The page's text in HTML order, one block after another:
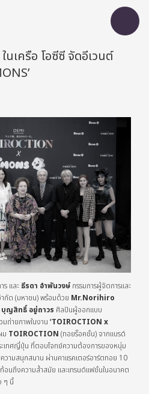
นเครือ โอซีซี จัดอีเวนต์
ร และ ธีรดา อำพันวงษ์ กรรมการผู้จัดการและ
ำกัด (มหาชน) พร้อมด้วย Mr.Norihiro
บุญสิทธิ์ อยู่ถาวร ศิลปินผู้ออกแบบ
มถ่ายภาพในงาน ‘TOIROCTION x
ม TOIROCTION (ทอยร็อคชั่น) จากแบรด์
ะเทศญี่ปุ่น ที่ตอบโจทย์ความต้องการของหนุ่ม
วามสนุกสนาน ผ่านคาแรคเตอร์อาร์ตทอย 10
อนถึงความล้ำสมัย และเทรนด์แฟชั่นในอนาคต
ๆ นี้